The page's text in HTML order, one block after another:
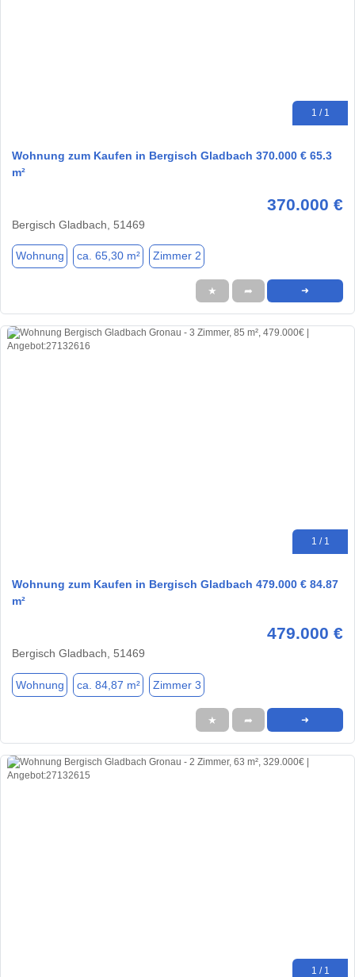
1 / 1
Wohnung zum Kaufen in Bergisch Gladbach 370.000 € 65.3
m²
370.000 €
Bergisch Gladbach, 51469
Wohnung ca. 65,30 m² Zimmer 2
★ ➦ ➜
1 / 1
Wohnung zum Kaufen in Bergisch Gladbach 479.000 € 84.87
m²
479.000 €
Bergisch Gladbach, 51469
Wohnung ca. 84,87 m² Zimmer 3
★ ➦ ➜
1 / 1